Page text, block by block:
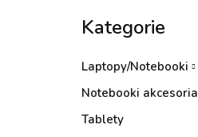
Kategorie
Laptopy/Notebooki
Notebooki akcesoria
Tablety